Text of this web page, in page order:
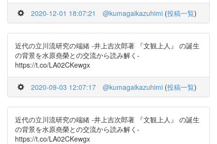
2020-12-01 18:07:21 @kumagaikazuhimi (投稿一覧)
近代の立川流研究の端緒 -井上吉次郎著 『文観上人』 の誕生
の背景を水原堯榮との交流から読み解く-
https://t.co/LA02CKewgx
2020-09-03 12:07:17 @kumagaikazuhimi (投稿一覧)
近代の立川流研究の端緒 -井上吉次郎著 『文観上人』 の誕生
の背景を水原堯榮との交流から読み解く-
https://t.co/LA02CKewgx